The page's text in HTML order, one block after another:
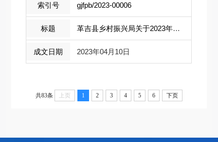
gjfpb/2023-00006
革吉县乡村振兴局关于2023年自治区衔接 ...
2023年04月10日
共83条 上页 1 2 3 4 5 6 下页